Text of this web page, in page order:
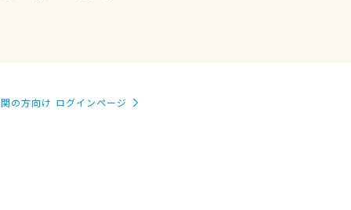
の方向け ログインページ